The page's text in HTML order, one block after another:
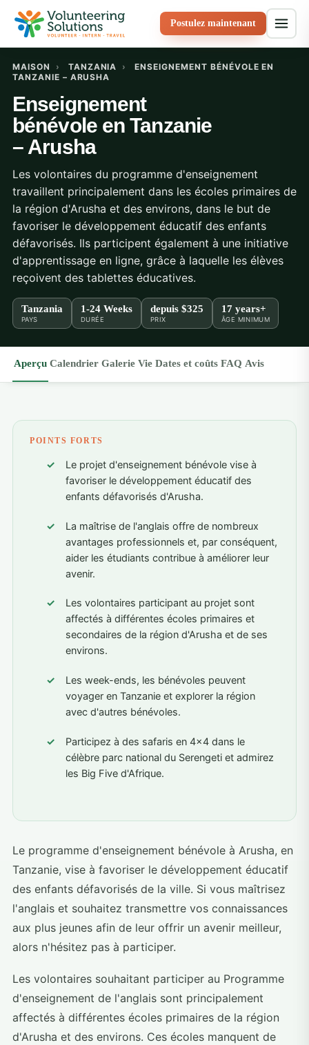
Postulez maintenant
MAISON › TANZANIA ›
ENSEIGNEMENT BÉNÉVOLE EN
TANZANIE – ARUSHA
Enseignement
bénévole en Tanzanie
– Arusha
Les volontaires du programme d'enseignement
travaillent principalement dans les écoles primaires de
la région d'Arusha et des environs, dans le but de
favoriser le développement éducatif des enfants
défavorisés. Ils participent également à une initiative
d'apprentissage en ligne, grâce à laquelle les élèves
reçoivent des tablettes éducatives.
Tanzania
PAYS
1-24 Weeks
DURÉE
depuis $325
PRIX
17 years+
ÂGE MINIMUM
Aperçu Calendrier Galerie Vie Dates et coûts FAQ Avis
POINTS FORTS
Le projet d'enseignement bénévole vise à
favoriser le développement éducatif des
enfants défavorisés d'Arusha.
La maîtrise de l'anglais offre de nombreux
avantages professionnels et, par conséquent,
aider les étudiants contribue à améliorer leur
avenir.
Les volontaires participant au projet sont
affectés à différentes écoles primaires et
secondaires de la région d'Arusha et de ses
environs.
Les week-ends, les bénévoles peuvent
voyager en Tanzanie et explorer la région
avec d'autres bénévoles.
Participez à des safaris en 4x4 dans le
célèbre parc national du Serengeti et admirez
les Big Five d'Afrique.
Le programme d'enseignement bénévole à Arusha, en
Tanzanie, vise à favoriser le développement éducatif
des enfants défavorisés de la ville. Si vous maîtrisez
l'anglais et souhaitez transmettre vos connaissances
aux plus jeunes afin de leur offrir un avenir meilleur,
alors n'hésitez pas à participer.
Les volontaires souhaitant participer au Programme
d'enseignement de l'anglais sont principalement
affectés à différentes écoles primaires de la région
d'Arusha et des environs. Ces écoles manquent de